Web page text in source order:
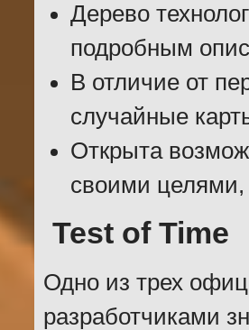
Дерево
подробным
В отличие от
случайные
Открыта
своими
Test of Time
Одно из трех
разработчиками